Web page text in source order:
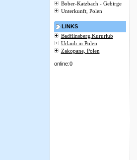
Bober-Katzbach - Gebirge
Unterkunft, Polen
LINKS
Badflinsberg,Kururlub
Urlaub in Polen
Zakopane, Polen
online:0